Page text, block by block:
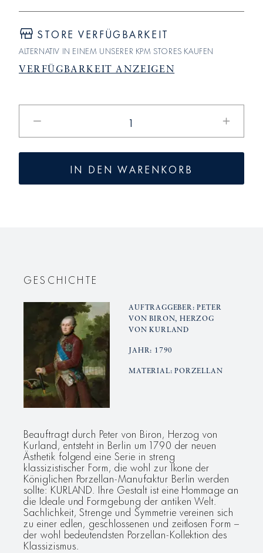
STORE VERFÜGBARKEIT
ALTERNATIV IN EINEM UNSERER KPM STORES KAUFEN
VERFÜGBARKEIT ANZEIGEN
KURLAND
Erhöhe
die
IN DEN WARENKORB
GESCHICHTE
AUFTRAGGEBER: PETER
VON BIRON, HERZOG
VON KURLAND
JAHR: 1790
MATERIAL: PORZELLAN
Beauftragt durch Peter von Biron, Herzog von
Kurland, entsteht in Berlin um 1790 der neuen
Ästhetik folgend eine Serie in streng
klassizistischer Form, die wohl zur Ikone der
Königlichen Porzellan-Manufaktur Berlin werden
sollte: KURLAND. Ihre Gestalt ist eine Hommage an
die Ideale und Formgebung der antiken Welt.
Sachlichkeit, Strenge und Symmetrie vereinen sich
zu einer edlen, geschlossenen und zeitlosen Form –
der wohl bedeutendsten Porzellan-Kollektion des
Klassizismus.